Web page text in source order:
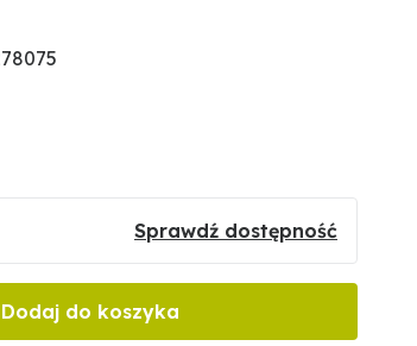
Sprawdź dostępność
Dodaj do koszyka